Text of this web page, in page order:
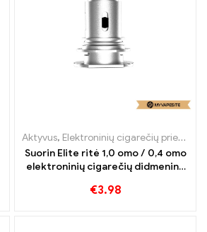
Aktyvus, Elektroninių cigarečių priedai
Suorin Elite ritė 1,0 omo / 0,4 omo
elektroninių cigarečių didmeninė
€3.98